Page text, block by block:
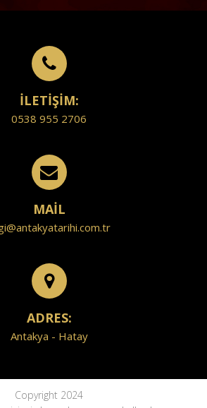
İLETİŞİM:
0538 955 2706
MAİL
ADRES:
Antakya - Hatay
Copyright 2024